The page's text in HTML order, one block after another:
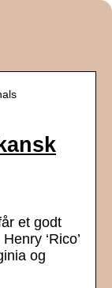
et godt
‘Rico’
og